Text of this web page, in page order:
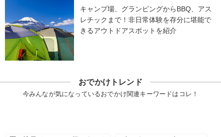
キャンプ場、グランピングからBBQ、アス
レチックまで！非日常体験を存分に堪能で
きるアウトドアスポットを紹介
おでかけトレンド
今みんなが気になっているおでかけ関連キーワードはコレ！